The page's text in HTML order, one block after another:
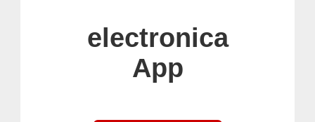
electronica
App